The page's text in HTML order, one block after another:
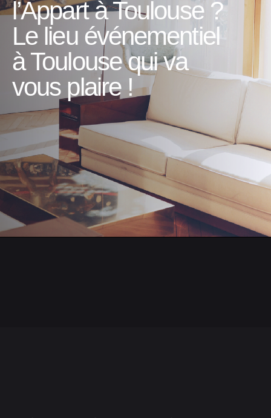
l’Appart à Toulouse ?
Le lieu événementiel
à Toulouse qui va
vous plaire !